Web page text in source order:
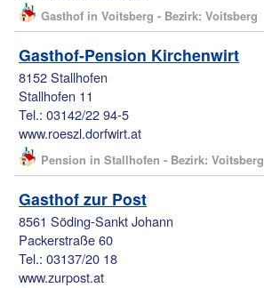
Gasthof in Voitsberg - Bezirk: Voitsberg
Gasthof-Pension Kirchenwirt
8152 Stallhofen
Stallhofen 11
Tel.: 03142/22 94-5
www.roeszl.dorfwirt.at
Pension in Stallhofen - Bezirk: Voitsberg
Gasthof zur Post
8561 Söding-Sankt Johann
Packerstraße 60
Tel.: 03137/20 18
www.zurpost.at